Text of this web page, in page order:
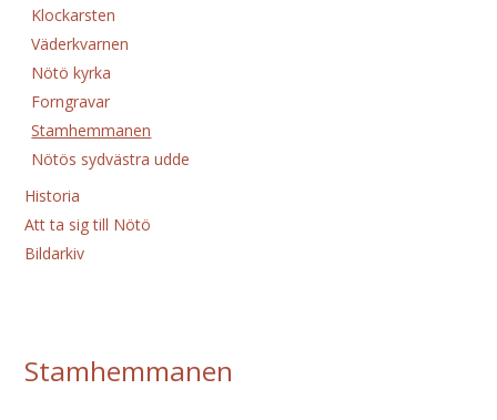
Klockarsten
Väderkvarnen
Nötö kyrka
Forngravar
Stamhemmanen
Nötös sydvästra udde
Historia
Att ta sig till Nötö
Bildarkiv
Stamhemmanen